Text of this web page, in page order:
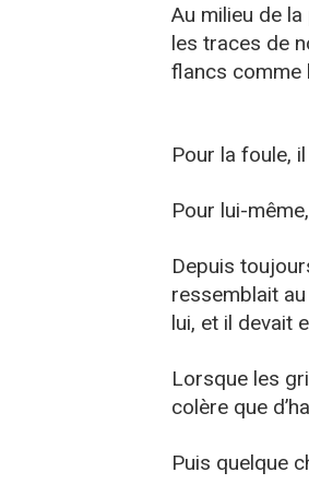
Au milieu de
les traces de
flancs comme
Pour la foule, il
Pour lui-
Depuis
ressemblait
lui, et il devait
Lorsque les
colère que
Puis quelque